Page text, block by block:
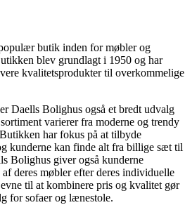
butik inden for møbler og
blev grundlagt i 1950 og har
kvalitetsprodukter til overkommelige
Daells Bolighus også et bredt udvalg
varierer fra moderne og trendy
har fokus på at tilbyde
kunderne kan finde alt fra billige sæt til
Bolighus giver også kunderne
deres møbler efter deres individuelle
til at kombinere pris og kvalitet gør
for sofaer og lænestole.